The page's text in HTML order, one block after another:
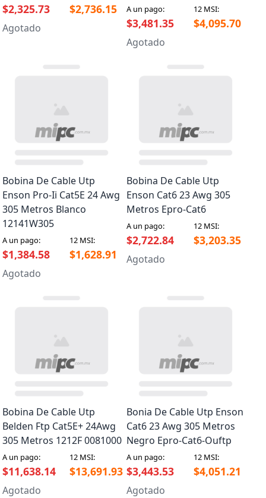
$2,325.73 $2,736.15
Agotado
A un pago: 12 MSI:
$3,481.35 $4,095.70
Agotado
Bobina De Cable Utp
Enson Pro-Ii Cat5E 24 Awg
305 Metros Blanco
12141W305
A un pago: 12 MSI:
$1,384.58 $1,628.91
Agotado
Bobina De Cable Utp
Enson Cat6 23 Awg 305
Metros Epro-Cat6
A un pago: 12 MSI:
$2,722.84 $3,203.35
Agotado
Bobina De Cable Utp
Belden Ftp Cat5E+ 24Awg
305 Metros 1212F 0081000
A un pago: 12 MSI:
$11,638.14 $13,691.93
Agotado
Bonia De Cable Utp Enson
Cat6 23 Awg 305 Metros
Negro Epro-Cat6-Ouftp
A un pago: 12 MSI:
$3,443.53 $4,051.21
Agotado